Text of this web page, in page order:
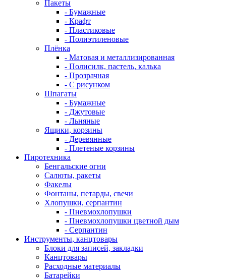
Пакеты
- Бумажные
- Крафт
- Пластиковые
- Полиэтиленовые
Плёнка
- Матовая и металлизированная
- Полисилк, пастель, калька
- Прозрачная
- С рисунком
Шпагаты
- Бумажные
- Джутовые
- Льняные
Ящики, корзины
- Деревянные
- Плетеные корзины
Пиротехника
Бенгальские огни
Салюты, ракеты
Факелы
Фонтаны, петарды, свечи
Хлопушки, серпантин
- Пневмохлопушки
- Пневмохлопушки цветной дым
- Серпантин
Инструменты, канцтовары
Блоки для записей, закладки
Канцтовары
Расходные материалы
Батарейки